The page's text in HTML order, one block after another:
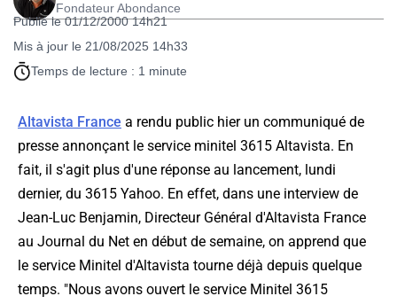
Fondateur Abondance
Publié le 01/12/2000 14h21
Mis à jour le 21/08/2025 14h33
Temps de lecture : 1 minute
Altavista France a rendu public hier un communiqué de
presse annonçant le service minitel 3615 Altavista. En
fait, il s'agit plus d'une réponse au lancement, lundi
dernier, du 3615 Yahoo. En effet, dans une interview de
Jean-Luc Benjamin, Directeur Général d'Altavista France
au Journal du Net en début de semaine, on apprend que
le service Minitel d'Altavista tourne déjà depuis quelque
temps. "Nous avons ouvert le service Minitel 3615